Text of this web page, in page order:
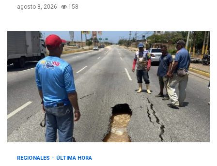
agosto 8, 2026 158
REGIONALES ÚLTIMA HORA